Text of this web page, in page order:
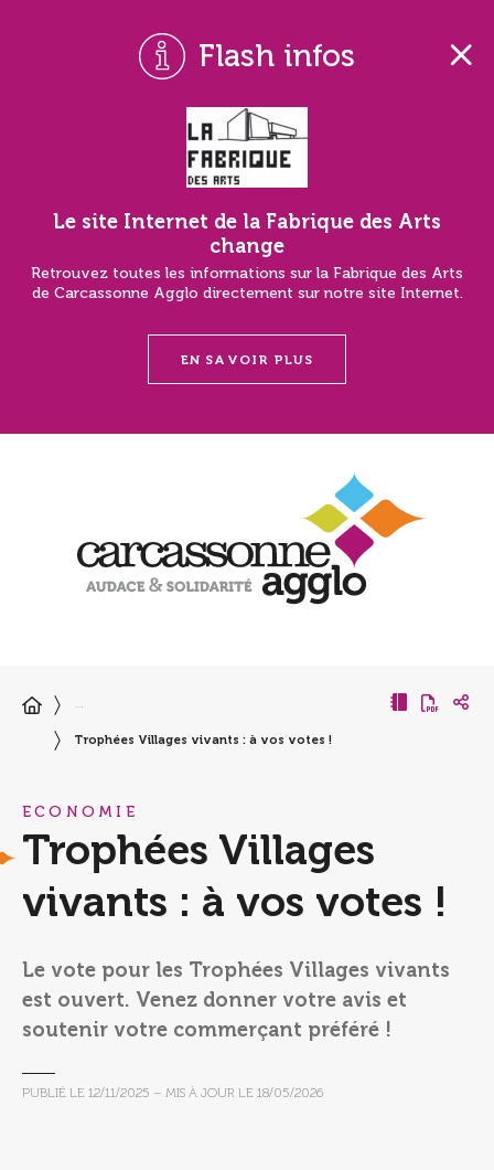
Flash infos
Le site Internet de la Fabrique des Arts
change
Retrouvez toutes les informations sur la Fabrique des Arts
de Carcassonne Agglo directement sur notre site Internet.
EN SAVOIR PLUS
…
Trophées Villages vivants : à vos votes !
ECONOMIE
Trophées Villages
vivants : à vos votes !
Le vote pour les Trophées Villages vivants
est ouvert. Venez donner votre avis et
soutenir votre commerçant préféré !
PUBLIÉ LE 12/11/2025 – MIS À JOUR LE 18/05/2026